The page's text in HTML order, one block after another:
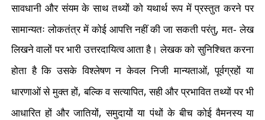
सावधानी और संयम के साथ तथ्यों को यथार्थ रूप में प्रस्तुत करने पर
सामान्यतः लोकतंत्र में कोई आपत्ति नहीं की जा सकती परंतु,मत- लेख
लिखने वालों पर भारी उत्तरदायित्व आता है। लेखक को सुनिश्चित करना
होता है कि उसके विश्लेषण न केवल निजी मान्यताओं,पूर्वग्रहों या
धारणाओं से मुक्त हों,बल्कि व सत्यापित,सही और प्रभावित तथ्यों पर भी
आधारित हों और जातियों,समुदायों या पंथों के बीच कोई वैमनस्य या